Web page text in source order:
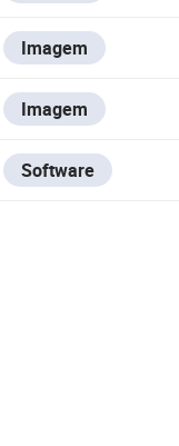
Imagem
Imagem
Software